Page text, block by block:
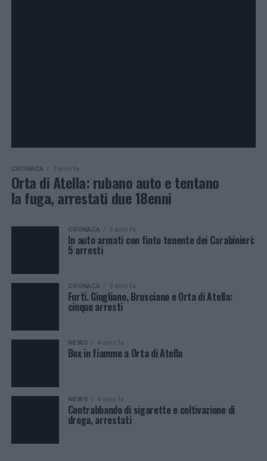
CRONACA 3 anni fa
Orta di Atella: rubano auto e tentano
la fuga, arrestati due 18enni
CRONACA 3 anni fa
In auto armati con finto tenente dei Carabinieri:
5 arresti
CRONACA 3 anni fa
Furti. Giugliano, Brusciano e Orta di Atella:
cinque arresti
NEWS 4 anni fa
Box in fiamme a Orta di Atella
NEWS 4 anni fa
Contrabbando di sigarette e coltivazione di
droga, arrestati